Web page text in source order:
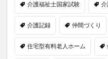
介護福祉士国家試験
介護記録 仲間づくり
住宅型有料老人ホーム